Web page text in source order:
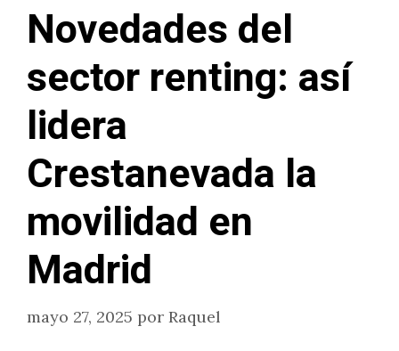
Novedades del
sector renting: así
lidera
Crestanevada la
movilidad en
Madrid
mayo 27, 2025 por Raquel